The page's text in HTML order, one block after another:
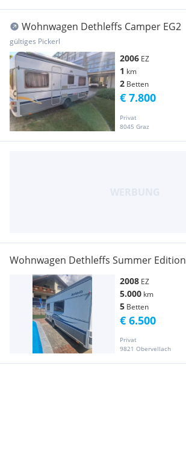
Wohnwagen Dethleffs Camper EG2
gültiges Pickerl
2006 EZ
1 km
2 Betten
Privat
8045 Graz
€ 7.800
Wohnwagen Dethleffs Summer Edition
2008 EZ
5.000 km
5 Betten
Privat
9821 Obervellach
€ 6.500